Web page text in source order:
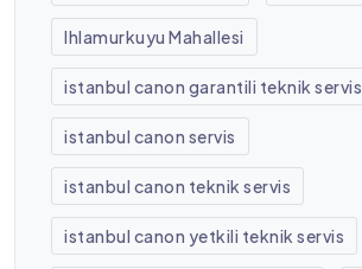
Ihlamurkuyu Mahallesi
istanbul canon garantili teknik servis
istanbul canon servis
istanbul canon teknik servis
istanbul canon yetkili teknik servis